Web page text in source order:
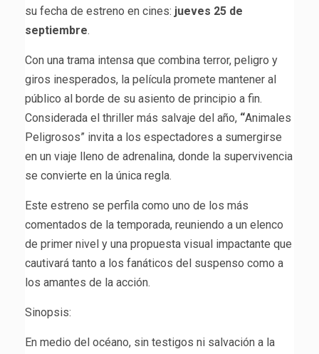
su fecha de estreno en cines: jueves 25 de
septiembre.
Con una trama intensa que combina terror, peligro y
giros inesperados, la película promete mantener al
público al borde de su asiento de principio a fin.
Considerada el thriller más salvaje del año, “Animales
Peligrosos” invita a los espectadores a sumergirse
en un viaje lleno de adrenalina, donde la supervivencia
se convierte en la única regla.
Este estreno se perfila como uno de los más
comentados de la temporada, reuniendo a un elenco
de primer nivel y una propuesta visual impactante que
cautivará tanto a los fanáticos del suspenso como a
los amantes de la acción.
Sinopsis:
En medio del océano, sin testigos ni salvación a la